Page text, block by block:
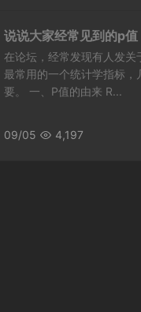
说说大家经常见到的p值
在论坛，经常发现有人发
最常用的一个统计学指标
要。 一、P值的由来 R...
09/05 4,197